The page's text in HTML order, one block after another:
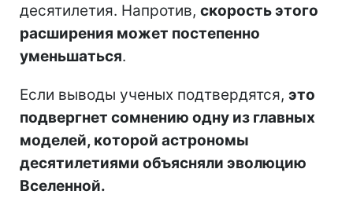
десятилетия. Напротив, скорость этого
расширения может постепенно
уменьшаться.
Если выводы ученых подтвердятся, это
подвергнет сомнению одну из главных
моделей, которой астрономы
десятилетиями объясняли эволюцию
Вселенной.